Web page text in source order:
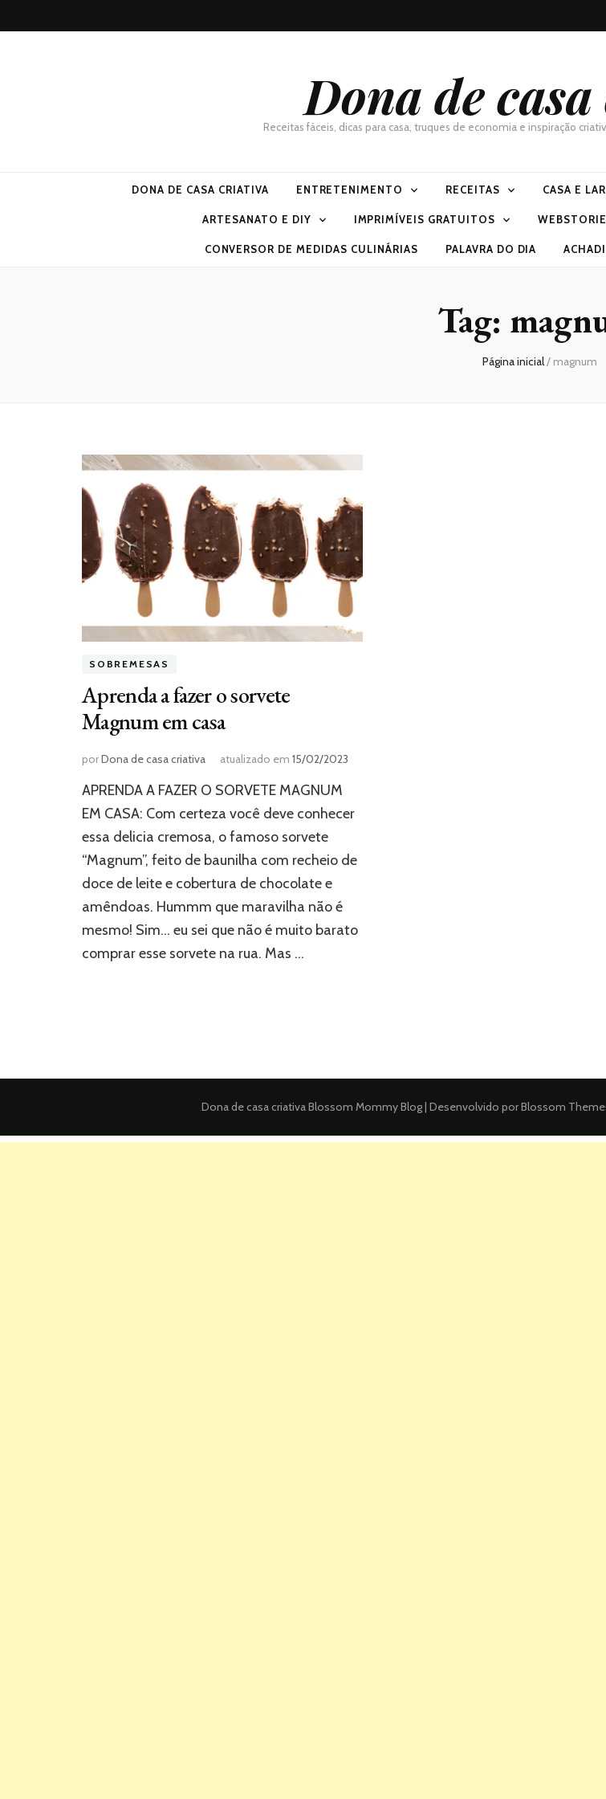
Dona de
Receitas fáceis, dicas para casa, truques de economia e inspiração
DONA DE CASA CRIATIVA ENTRETENIMENTO RECEITAS CASA E LAR
ARTESANATO E DIY IMPRIMÍVEIS GRATUITOS
CONVERSOR DE MEDIDAS CULINÁRIAS PALAVRA DO DIA
Tag:
Página inicial/ magnum
SOBREMESAS
Aprenda a fazer o sorvete
Magnum em casa
porDona de casa criativa atualizado em 15/02/2023
APRENDA A FAZER O SORVETE MAGNUM
EM CASA: Com certeza você deve conhecer
essa delicia cremosa, o famoso sorvete
“Magnum”, feito de baunilha com recheio de
doce de leite e cobertura de chocolate e
amêndoas. Hummm que maravilha não é
mesmo! Sim… eu sei que não é muito barato
comprar esse sorvete na rua. Mas …
Dona de casa criativaBlossom Mommy Blog | Desenvolvido porBlossom